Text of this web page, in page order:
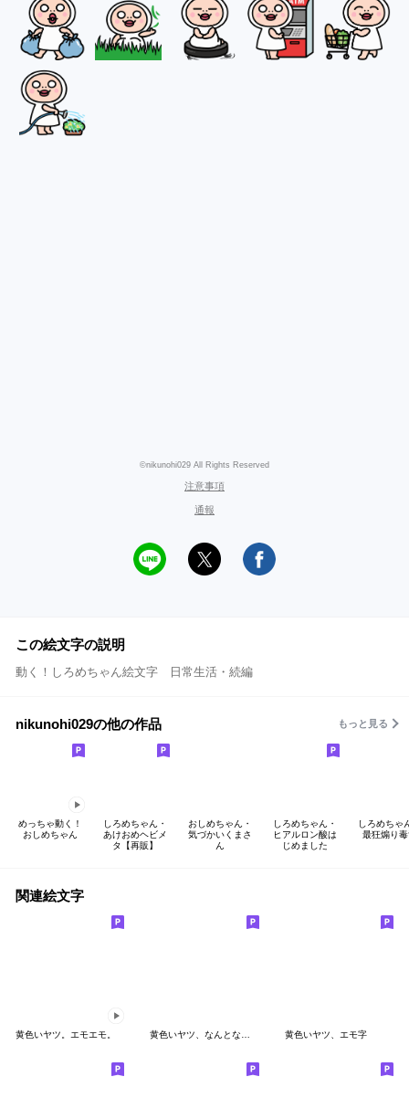
©nikunohi029 All Rights Reserved
注意事項
通報
この絵文字の説明
動く！しろめちゃん絵文字 日常生活・続編
nikunohi029の他の作品 もっと見る
めっちゃ動く！
おしめちゃん
しろめちゃん・
あけおめヘビメ
タ【再販】
おしめちゃん・
気づかいくまさ
ん
しろめちゃん・
ヒアルロン酸は
じめました
しろめちゃ
最狂煽り
関連絵文字
黄色いヤツ。エモエモ。 黄色いヤツ、エモ字